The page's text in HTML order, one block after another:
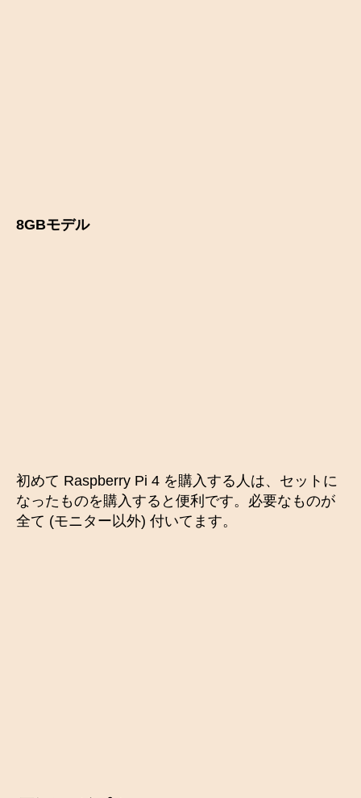
8GBモデル
初めて Raspberry Pi 4 を購入する人は、セットに
なったものを購入すると便利です。必要なものが
全て (モニター以外) 付いてます。